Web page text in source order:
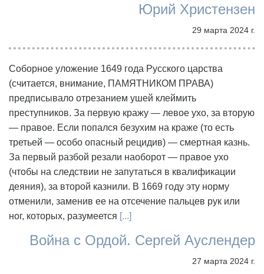
Юрий Христензен
29 марта 2024 г.
Соборное уложение 1649 года Русского царства
(считается, внимание, ПАМЯТНИКОМ ПРАВА)
предписывало отрезанием ушей клеймить
преступников. За первую кражу — левое ухо, за вторую
— правое. Если попался безухим на краже (то есть
третьей — особо опасный рецидив) — смертная казнь.
За первый разбой резали наоборот — правое ухо
(чтобы на следствии не запутаться в квалификации
деяния), за второй казнили. В 1669 году эту норму
отменили, заменив ее на отсечение пальцев рук или
ног, которых, разумеется [...]
Война с Ордой. Сергей Ауслендер
27 марта 2024 г.